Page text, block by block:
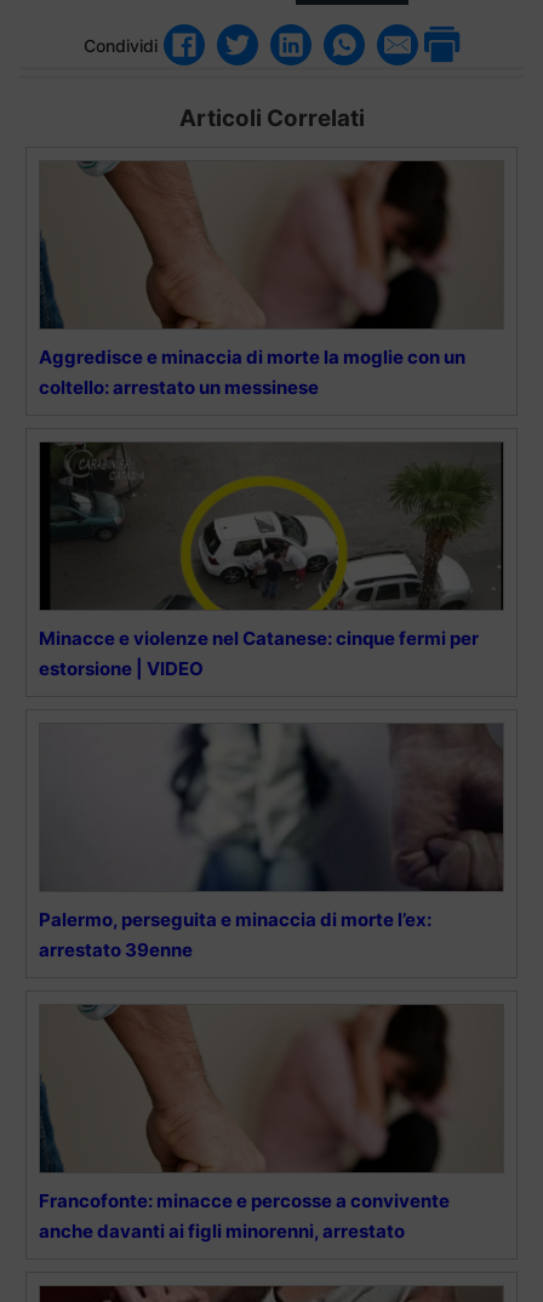
Condividi
Articoli Correlati
Aggredisce e minaccia di morte la moglie con un
coltello: arrestato un messinese
Minacce e violenze nel Catanese: cinque fermi per
estorsione | VIDEO
Palermo, perseguita e minaccia di morte l’ex:
arrestato 39enne
Francofonte: minacce e percosse a convivente
anche davanti ai figli minorenni, arrestato